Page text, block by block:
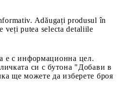
Adăugați produsul în
veți putea selecta detaliile
е с информационна цел.
си с бутона "Добави в
ще можете да изберете броя